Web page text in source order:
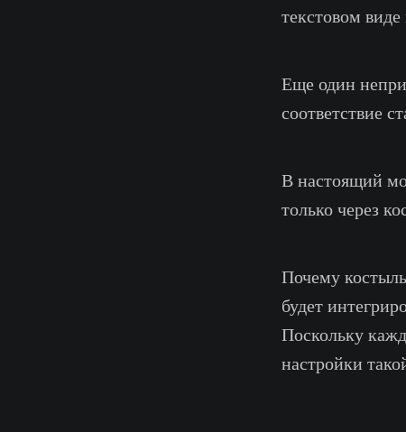
текстовом
Еще один
соответствие
В настоящий
только через
Почему
будет
Поскольку
настройки